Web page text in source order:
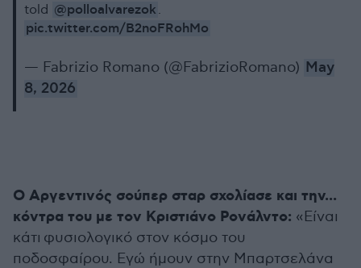
told @polloalvarezok .
pic.twitter.com/B2noFRohMo
— Fabrizio Romano (@FabrizioRomano) May
8, 2026
Ο Αργεντινός σούπερ σταρ σχολίασε και την...
κόντρα του με τον Κριστιάνο Ρονάλντο: «Είναι
κάτι φυσιολογικό στον κόσμο του
ποδοσφαίρου. Εγώ ήμουν στην Μπαρτσελάνα